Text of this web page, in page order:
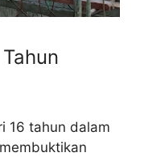
16 tahun dalam